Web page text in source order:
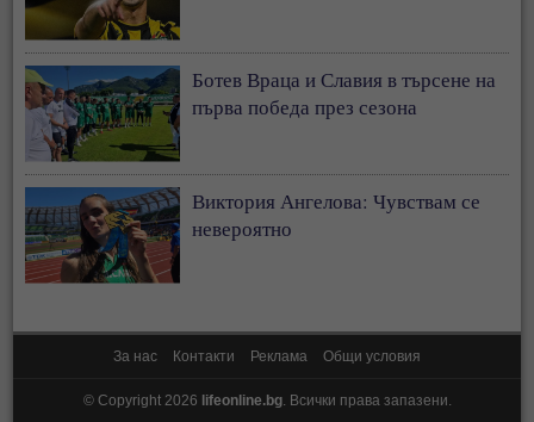
Ботев Враца и Славия в търсене на
първа победа през сезона
Виктория Ангелова: Чувствам се
невероятно
За нас Контакти Реклама Общи условия
© Copyright 2026 lifeonline.bg. Всички права запазени.